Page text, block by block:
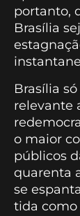
portanto,
Brasília
Brasília
relevante
o maior
públicos
quarenta
se
tida como